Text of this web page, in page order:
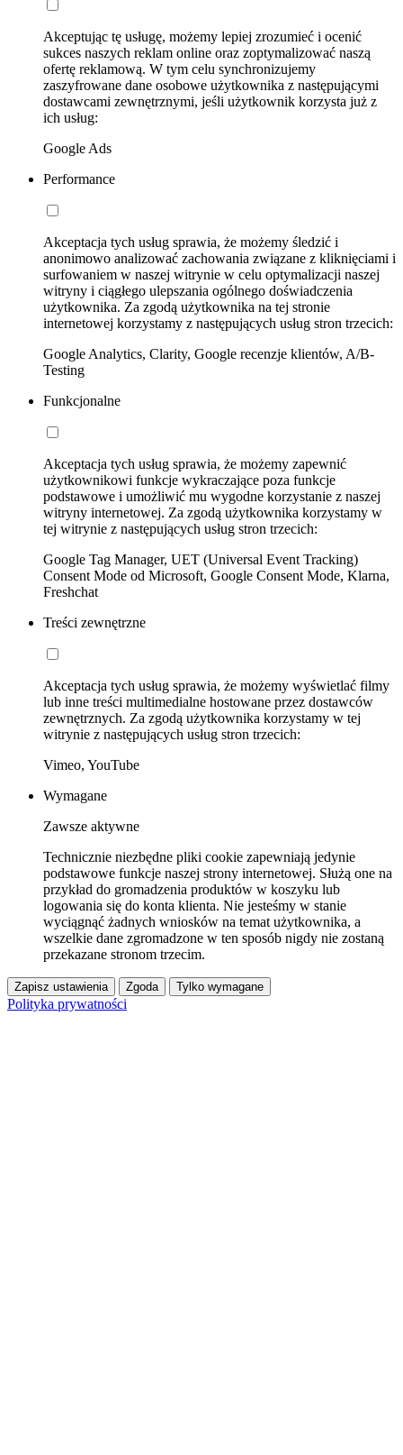
Akceptując tę usługę, możemy lepiej zrozumieć i ocenić
sukces naszych reklam online oraz zoptymalizować naszą
ofertę reklamową. W tym celu synchronizujemy
zaszyfrowane dane osobowe użytkownika z następującymi
dostawcami zewnętrznymi, jeśli użytkownik korzysta już z
ich usług:
Google Ads
Performance
Akceptacja tych usług sprawia, że możemy śledzić i
anonimowo analizować zachowania związane z kliknięciami i
surfowaniem w naszej witrynie w celu optymalizacji naszej
witryny i ciągłego ulepszania ogólnego doświadczenia
użytkownika. Za zgodą użytkownika na tej stronie
internetowej korzystamy z następujących usług stron trzecich:
Google Analytics, Clarity, Google recenzje klientów, A/B-
Testing
Funkcjonalne
Akceptacja tych usług sprawia, że możemy zapewnić
użytkownikowi funkcje wykraczające poza funkcje
podstawowe i umożliwić mu wygodne korzystanie z naszej
witryny internetowej. Za zgodą użytkownika korzystamy w
tej witrynie z następujących usług stron trzecich:
Google Tag Manager, UET (Universal Event Tracking)
Consent Mode od Microsoft, Google Consent Mode, Klarna,
Freshchat
Treści zewnętrzne
Akceptacja tych usług sprawia, że możemy wyświetlać filmy
lub inne treści multimedialne hostowane przez dostawców
zewnętrznych. Za zgodą użytkownika korzystamy w tej
witrynie z następujących usług stron trzecich:
Vimeo, YouTube
Wymagane
Zawsze aktywne
Technicznie niezbędne pliki cookie zapewniają jedynie
podstawowe funkcje naszej strony internetowej. Służą one na
przykład do gromadzenia produktów w koszyku lub
logowania się do konta klienta. Nie jesteśmy w stanie
wyciągnąć żadnych wniosków na temat użytkownika, a
wszelkie dane zgromadzone w ten sposób nigdy nie zostaną
przekazane stronom trzecim.
Zapisz ustawienia Zgoda Tylko wymagane
Polityka prywatności